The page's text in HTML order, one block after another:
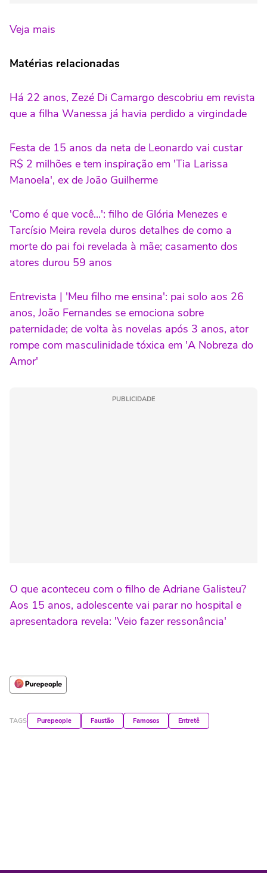
Veja mais
Matérias relacionadas
Há 22 anos, Zezé Di Camargo descobriu em revista
que a filha Wanessa já havia perdido a virgindade
Festa de 15 anos da neta de Leonardo vai custar
R$ 2 milhões e tem inspiração em 'Tia Larissa
Manoela', ex de João Guilherme
'Como é que você...': filho de Glória Menezes e
Tarcísio Meira revela duros detalhes de como a
morte do pai foi revelada à mãe; casamento dos
atores durou 59 anos
Entrevista | 'Meu filho me ensina': pai solo aos 26
anos, João Fernandes se emociona sobre
paternidade; de volta às novelas após 3 anos, ator
rompe com masculinidade tóxica em 'A Nobreza do
Amor'
PUBLICIDADE
O que aconteceu com o filho de Adriane Galisteu?
Aos 15 anos, adolescente vai parar no hospital e
apresentadora revela: 'Veio fazer ressonância'
TAGS Purepeople Faustão Famosos Entretê